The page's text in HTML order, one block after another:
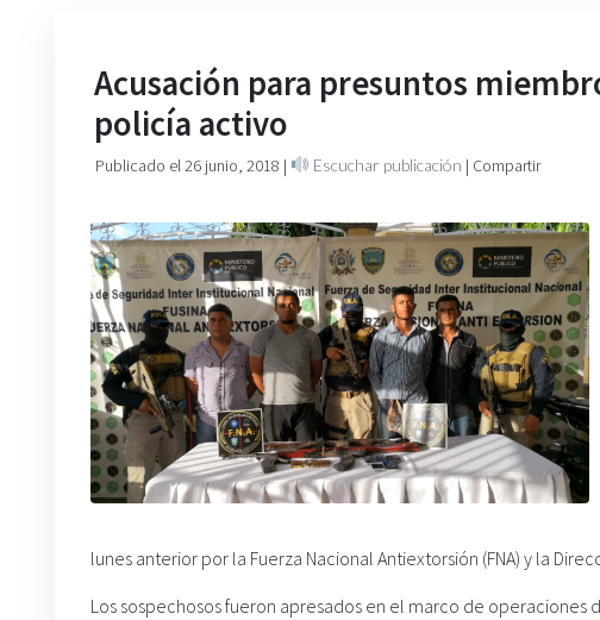
Acusación para presuntos
policía activo
Publicado el 26 junio, 2018 | Escuchar publicación | Compartir
lunes anterior por la Fuerza Nacional Antiextorsión (FNA) y la
Los sospechosos fueron apresados en el marco de operaciones